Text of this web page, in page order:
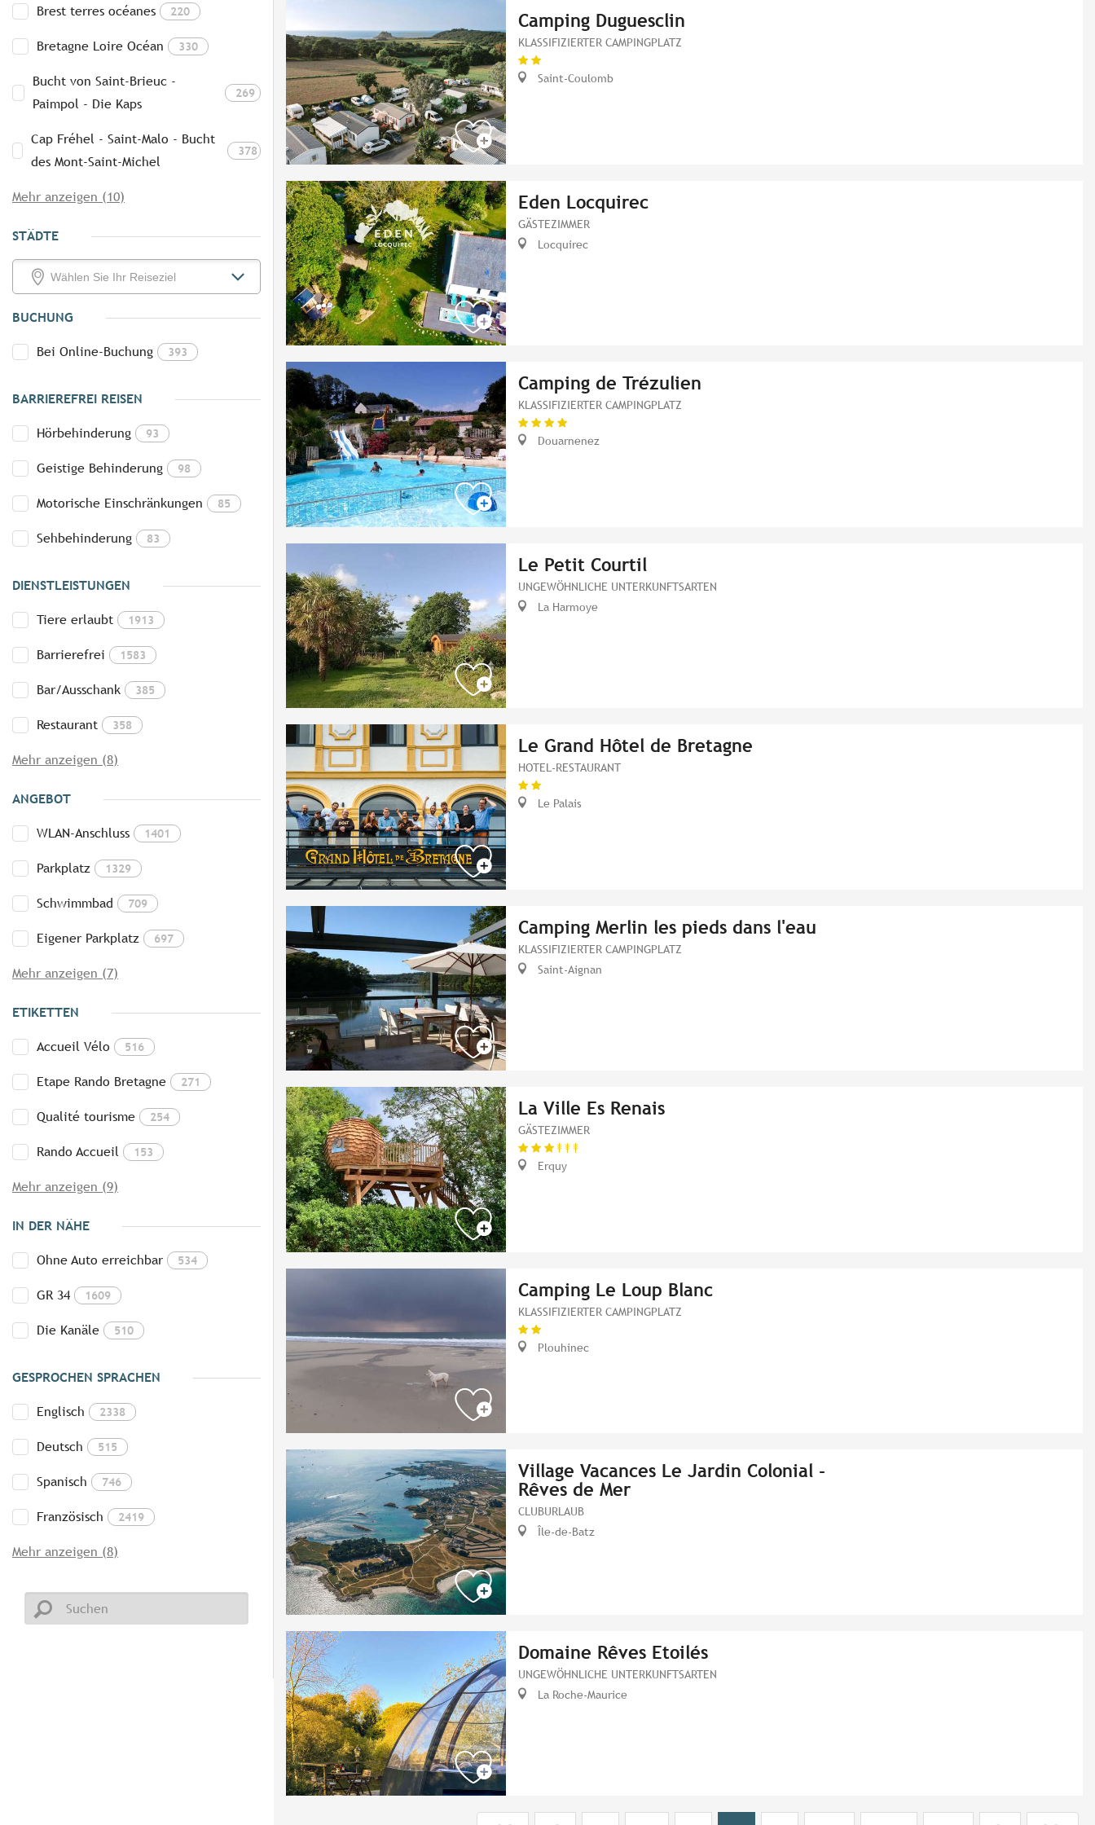
Brest terres océanes 220
Bretagne Loire Océan 330
Bucht von Saint-Brieuc -
Paimpol - Die Kaps
269
Cap Fréhel - Saint-Malo - Bucht
des Mont-Saint-Michel
378
Mehr anzeigen (10)
STÄDTE
BUCHUNG
Bei Online-Buchung 393
BARRIEREFREI REISEN
Hörbehinderung 93
Geistige Behinderung 98
Motorische Einschränkungen 85
Sehbehinderung 83
DIENSTLEISTUNGEN
Tiere erlaubt 1913
Barrierefrei 1583
Bar/Ausschank 385
Restaurant 358
Mehr anzeigen (8)
ANGEBOT
WLAN-Anschluss 1401
Parkplatz 1329
Schwimmbad 709
Eigener Parkplatz 697
Mehr anzeigen (7)
ETIKETTEN
Accueil Vélo 516
Etape Rando Bretagne 271
Qualité tourisme 254
Rando Accueil 153
Mehr anzeigen (9)
IN DER NÄHE
Ohne Auto erreichbar 534
GR 34 1609
Die Kanäle 510
GESPROCHEN SPRACHEN
Englisch 2338
Deutsch 515
Spanisch 746
Französisch 2419
Mehr anzeigen (8)
Camping Duguesclin
KLASSIFIZIERTER CAMPINGPLATZ
Saint-Coulomb
Eden Locquirec
GÄSTEZIMMER
Locquirec
Camping de Trézulien
KLASSIFIZIERTER CAMPINGPLATZ
Douarnenez
Le Petit Courtil
UNGEWÖHNLICHE UNTERKUNFTSARTEN
La Harmoye
Le Grand Hôtel de Bretagne
HOTEL-RESTAURANT
Le Palais
Camping Merlin les pieds dans l'eau
KLASSIFIZIERTER CAMPINGPLATZ
Saint-Aignan
La Ville Es Renais
GÄSTEZIMMER
Erquy
Camping Le Loup Blanc
KLASSIFIZIERTER CAMPINGPLATZ
Plouhinec
Village Vacances Le Jardin Colonial -
Rêves de Mer
CLUBURLAUB
Île-de-Batz
Domaine Rêves Etoilés
UNGEWÖHNLICHE UNTERKUNFTSARTEN
La Roche-Maurice